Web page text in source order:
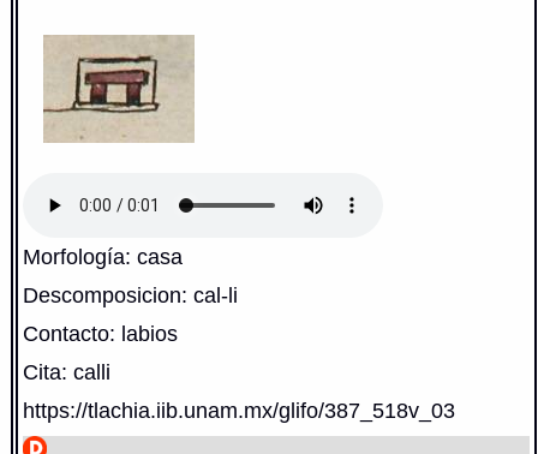
Morfología: casa
Descomposicion: cal-li
Contacto: labios
Cita: calli
https://tlachia.iib.unam.mx/glifo/387_518v_03